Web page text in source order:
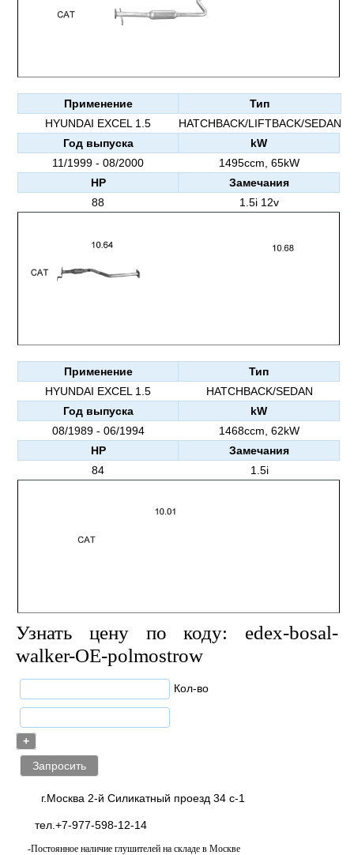
HYUNDAI EXCEL 1.5
Применение
HATCHBACK/LIFTBACK/SEDAN
Тип
11/1999 - 08/2000
Год выпуска
1495ccm, 65kW
kW
88
HP
1.5i 12v
Замечания
HYUNDAI EXCEL 1.5
Применение
HATCHBACK/SEDAN
Тип
08/1989 - 06/1994
Год выпуска
1468ccm, 62kW
kW
84
HP
1.5i
Замечания
Узнать цену по коду: edex-bosal-
walker-OE-polmostrow
Кол-во
+
г.Москва 2-й Силикатный проезд 34 с-1
тел.+7-977-598-12-14
-Постоянное наличие глушителей на складе в Москве